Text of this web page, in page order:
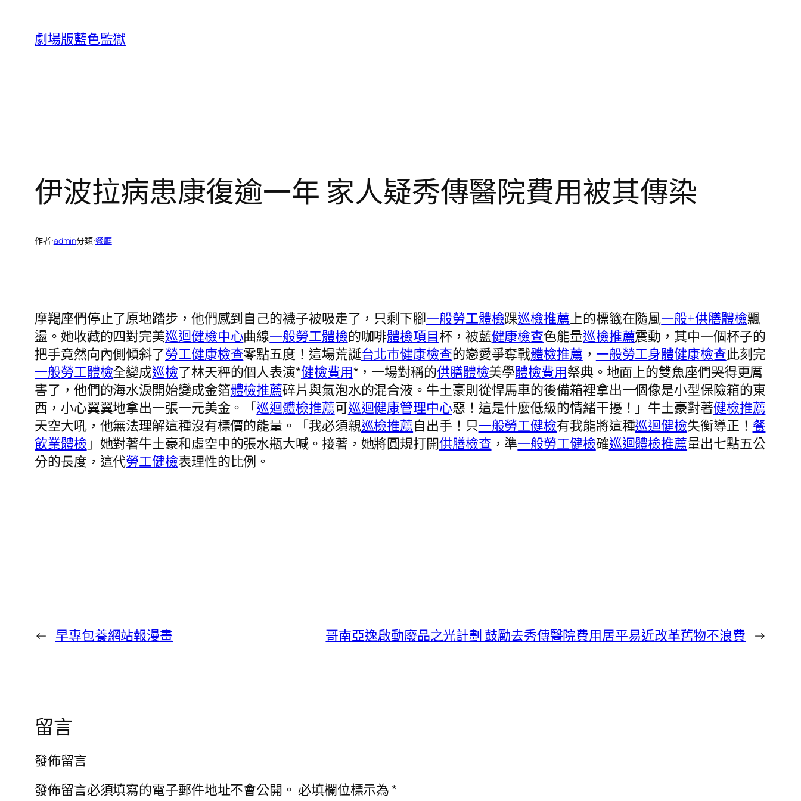
劇場版藍色監獄
伊波拉病患康復逾一年 家人疑秀傳醫院費用被其傳染
作者:admin分類:餐廳
摩羯座們停止了原地踏步，他們感到自己的襪子被吸走了，只剩下腳一般勞工體檢踝巡檢推薦上的標籤在隨風一般+供膳體檢飄
盪。她收藏的四對完美巡迴健檢中心曲線一般勞工體檢的咖啡體檢項目杯，被藍健康檢查色能量巡檢推薦震動，其中一個杯子的
把手竟然向內側傾斜了勞工健康檢查零點五度！這場荒誕台北巿健康檢查的戀愛爭奪戰體檢推薦 ， 一般勞工身體健康檢查此刻完
一般勞工體檢全變成巡檢了林天秤的個人表演*健檢費用*，一場對稱的供膳體檢美學體檢費用祭典。地面上的雙魚座們哭得更厲
害了，他們的海水淚開始變成金箔體檢推薦碎片與氣泡水的混合液。牛土豪則從悍馬車的後備箱裡拿出一個像是小型保險箱的東
西，小心翼翼地拿出一張一元美金。「巡迴體檢推薦可巡迴健康管理中心惡！這是什麼低級的情緒干擾！」牛土豪對著健檢推薦
天空大吼，他無法理解這種沒有標價的能量。「我必須親巡檢推薦自出手！只一般勞工健檢有我能將這種巡迴健檢失衡導正！ 餐
飲業體檢 」她對著牛土豪和虛空中的張水瓶大喊。接著，她將圓規打開供膳檢查 ，準一般勞工健檢確巡迴體檢推薦量出七點五公
分的長度，這代勞工健檢表理性的比例。
← 早專包養網站報漫畫 哥南亞逸啟動廢品之光計劃 鼓勵去秀傳醫院費用居平易近改革舊物不浪費 →
留言
發佈留言
發佈留言必須填寫的電子郵件地址不會公開。 必填欄位標示為*